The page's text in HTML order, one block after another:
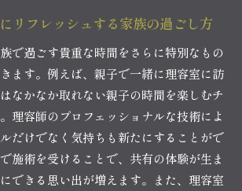
リフレッシュする家族の過ごし方
で過ごす貴重な時間をさらに特別なもの
ます。例えば、親子で一緒に理容室に訪
なかなか取れない親子の時間を楽しむチ
理容師のプロフェッショナルな技術によ
だけでなく気持ちも新たにすることがで
施術を受けることで、共有の体験が生ま
できる思い出が増えます。また、理容室